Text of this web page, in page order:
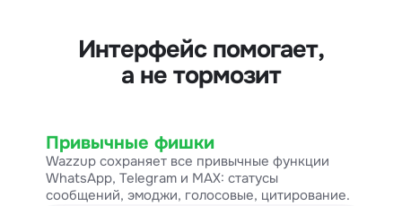
Интерфейс помогает,
а не тормозит
Привычные фишки
Wazzup сохраняет все привычные функции
WhatsApp, Telegram и MAX: статусы
сообщений, эмоджи, голосовые, цитирование.